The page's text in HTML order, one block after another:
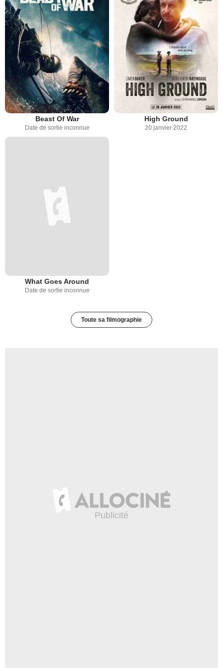
Beast Of War
Date de sortie inconnue
High Ground
20 janvier 2022
What Goes Around
Date de sortie inconnue
Toute sa filmographie